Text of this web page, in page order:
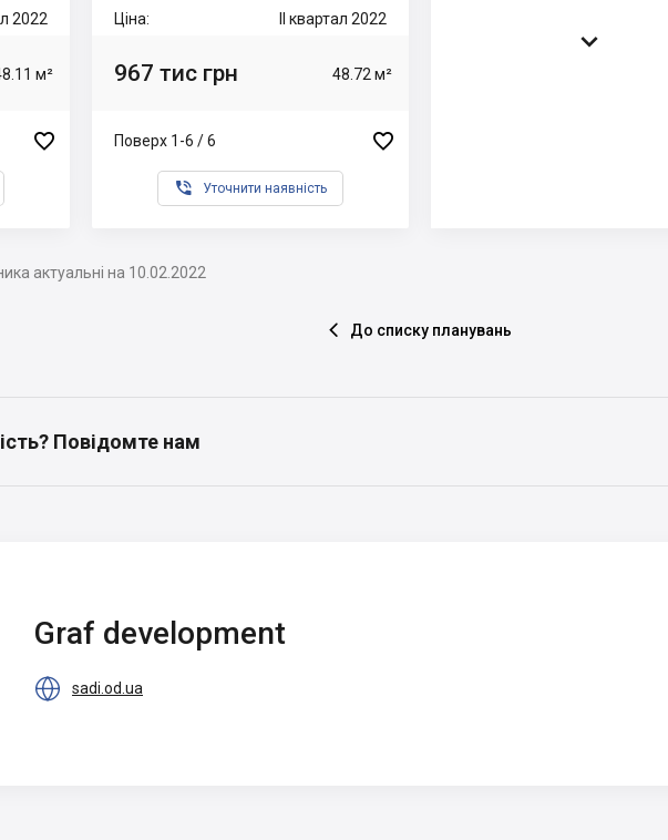
2022
м²

Ціна: II квартал 2022
967 тис грн 48.72 м²
Поверх 1-6 / 6 
 Уточнити наявність

актуальні на 10.02.2022
 До списку планувань
Повідомте нам
Graf development
 sadi.od.ua